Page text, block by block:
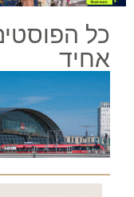
כל
אחיד